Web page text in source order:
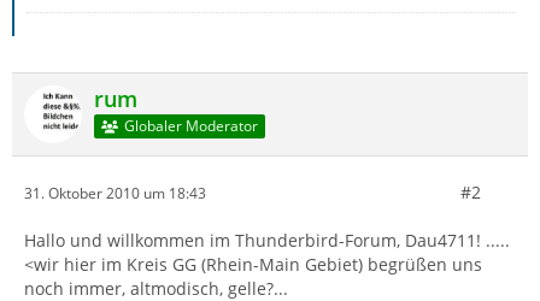
rum
Globaler Moderator
31. Oktober 2010 um 18:43 #2
Hallo und willkommen im Thunderbird-Forum, Dau4711! .....
<wir hier im Kreis GG (Rhein-Main Gebiet) begrüßen uns
noch immer, altmodisch, gelle?...